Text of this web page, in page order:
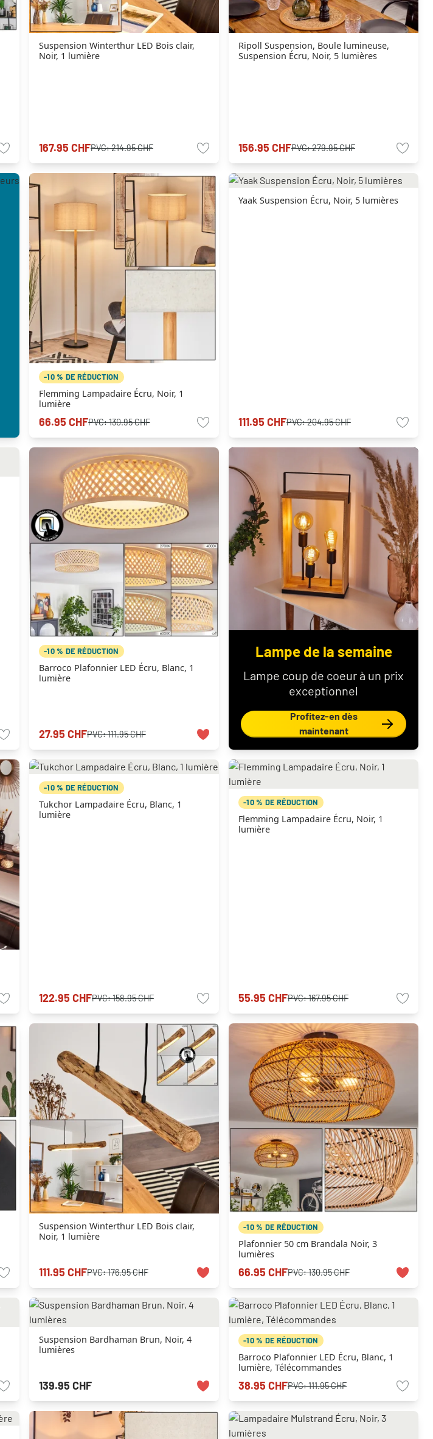
Suspension Winterthur LED Bois clair,
Noir, 1 lumière
167.95 CHFPVC:214.95 CHF
Ripoll Suspension, Boule lumineuse,
Suspension Écru, Noir, 5 lumières
156.95 CHFPVC:279.95 CHF
-10 % DE RÉDUCTION
Flemming Lampadaire Écru, Noir, 1
lumière
66.95 CHFPVC:130.95 CHF
Yaak Suspension Écru, Noir, 5 lumières
111.95 CHFPVC:204.95 CHF
-10 % DE RÉDUCTION
Barroco Plafonnier LED Écru, Blanc, 1
lumière
27.95 CHFPVC:111.95 CHF
Lampe de la semaine
Lampe coup de coeur à un prix
exceptionnel
Profitez-en dès
maintenant
-10 % DE RÉDUCTION
Tukchor Lampadaire Écru, Blanc, 1
lumière
122.95 CHFPVC:158.95 CHF
-10 % DE RÉDUCTION
Flemming Lampadaire Écru, Noir, 1
lumière
55.95 CHFPVC:167.95 CHF
Suspension Winterthur LED Bois clair,
Noir, 1 lumière
111.95 CHFPVC:176.95 CHF
-10 % DE RÉDUCTION
Plafonnier 50 cm Brandala Noir, 3
lumières
66.95 CHFPVC:130.95 CHF
Suspension Bardhaman Brun, Noir, 4
lumières
139.95 CHF
-10 % DE RÉDUCTION
Barroco Plafonnier LED Écru, Blanc, 1
lumière, Télécommandes
38.95 CHFPVC:111.95 CHF